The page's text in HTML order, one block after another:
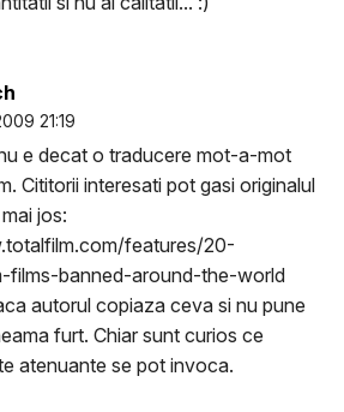
21:19
e decat o traducere mot-a-mot
Cititorii interesati pot gasi originalul
jos:
features/20-
films-banned-around-the-world
autorul copiaza ceva si nu pune
furt. Chiar sunt curios ce
atenuante se pot invoca.